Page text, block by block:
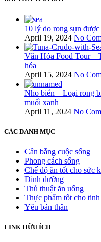
10 lý do rong sụn
April 19, 2024 No
Văn Hóa Food Tour –
hóa
April 15, 2024 No
Nho biển – Loại rong
muối xanh
April 11, 2024 No
CÁC DANH MỤC
Cân bằng cuộc sống
Phong cách sống
Chế độ ăn tốt cho sức
Dinh dưỡng
Thủ thuật ăn uống
Thực phẩm tốt cho tinh
Yêu bản thân
LINK HỮU ÍCH